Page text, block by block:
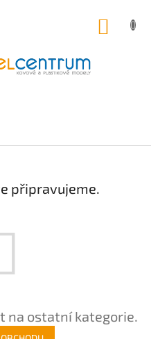
připravujeme.
na ostatní kategorie.